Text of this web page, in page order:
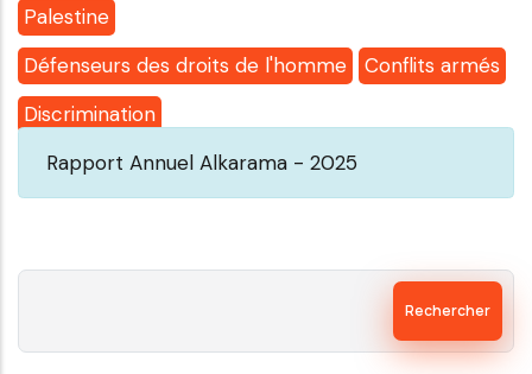
Palestine
Défenseurs des droits de l'homme
Conflits armés
Discrimination
Rapport Annuel Alkarama - 2025